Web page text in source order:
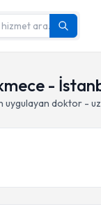
-
uygulayan doktor -